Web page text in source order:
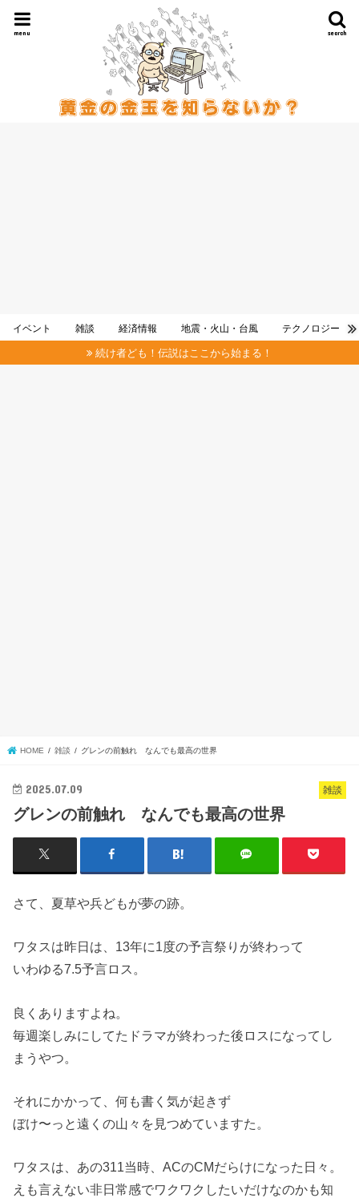
search
menu
イベント 雑談 経済情報 地震・火山・台風 テクノロジー
続け者ども！伝説はここから始まる！
HOME 雑談 グレンの前触れ なんでも最高の世界
雑談
2025.07.09
グレンの前触れ なんでも最高の世界
さて、夏草や兵どもが夢の跡。
ワタスは昨日は、13年に1度の予言祭りが終わって
いわゆる7.5予言ロス。
良くありますよね。
毎週楽しみにしてたドラマが終わった後ロスになってし
まうやつ。
それにかかって、何も書く気が起きず
ぼけ〜っと遠くの山々を見つめていますた。
ワタスは、あの311当時、ACのCMだらけになった日々。
えも言えない非日常感でワクワクしたいだけなのかも知